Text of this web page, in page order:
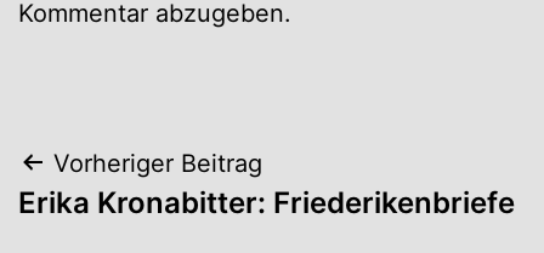
Kommentar abzugeben.
Beitrags-
Navigation
Vorheriger Beitrag
Erika Kronabitter: Friederikenbriefe